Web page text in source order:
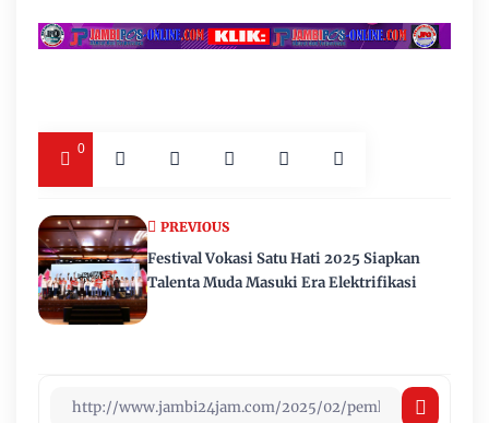
0
PREVIOUS
Festival Vokasi Satu Hati 2025 Siapkan
Talenta Muda Masuki Era Elektrifikasi